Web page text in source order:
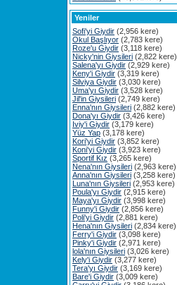
Yeniler
Sofi'yi Giydir (2,956 kere)
Okul Başlıyor (2,783 kere)
Roze'u Giydir (3,118 kere)
Nicky'nin Giysileri (2,822 kere)
Salena'yı Giydir (2,929 kere)
Keny'i Giydir (3,319 kere)
Silviya Giydir (3,030 kere)
Uma'yı Giydir (3,528 kere)
Jil'in Giysileri (2,749 kere)
Enna'nın Giysileri (2,882 kere)
Dona'yı Giydir (3,426 kere)
Iviy'i Giydir (3,179 kere)
Yüz Yap (3,178 kere)
Kori'yi Giydir (3,852 kere)
Koni'yi Giydir (3,923 kere)
Sportif Kız (3,265 kere)
Nena'nın Giysileri (2,963 kere)
Anna'nın Giysileri (3,258 kere)
Luna'nın Giysileri (2,953 kere)
Poula'yı Giydir (2,915 kere)
Maya'yı Giydir (3,998 kere)
Funny'i Giydir (2,856 kere)
Poli'yi Giydir (2,881 kere)
Hena'nın Giysileri (2,834 kere)
Ferry'i Giydir (3,098 kere)
Pinky'i Giydir (2,971 kere)
lola'nın Giysileri (3,026 kere)
Kely'i Giydir (3,277 kere)
Tera'yı Giydir (3,169 kere)
Bare'i Giydir (3,009 kere)